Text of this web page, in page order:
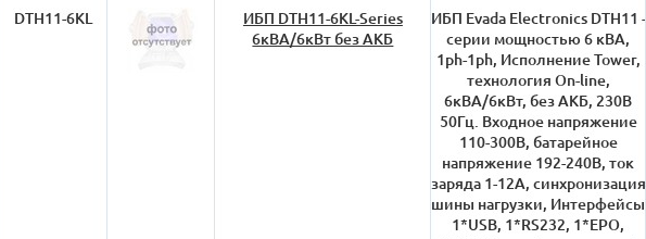
DTH11-6KL
ИБП DTH11-6KL-Series
6кВА/6кВт без АКБ
ИБП Evada Electronics DTH11 -
серии мощностью 6 кВА,
1ph-1ph, Исполнение Tower,
технология On-line,
6кВА/6кВт, без АКБ, 230В
50Гц. Входное напряжение
110-300В, батарейное
напряжение 192-240В, ток
заряда 1-12А, синхронизация
шины нагрузки, Интерфейсы
1*USB, 1*RS232, 1*EPO,